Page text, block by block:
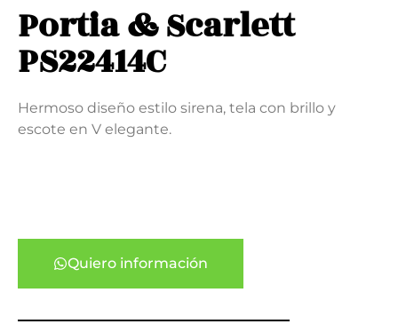
Portia & Scarlett
PS22414C
Hermoso diseño estilo sirena, tela con brillo y
escote en V elegante.
Quiero información